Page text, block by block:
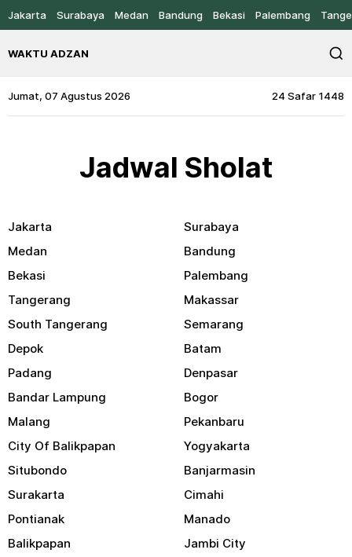
Jakarta Surabaya Medan Bandung Bekasi Palembang
WAKTU ADZAN
Jumat, 07 Agustus 2026 24 Safar 1448
Jadwal Sholat
Jakarta
Surabaya
Medan
Bandung
Bekasi
Palembang
Tangerang
Makassar
South Tangerang
Semarang
Depok
Batam
Padang
Denpasar
Bandar Lampung
Bogor
Malang
Pekanbaru
City Of Balikpapan
Yogyakarta
Situbondo
Banjarmasin
Surakarta
Cimahi
Pontianak
Manado
Balikpapan
Jambi City